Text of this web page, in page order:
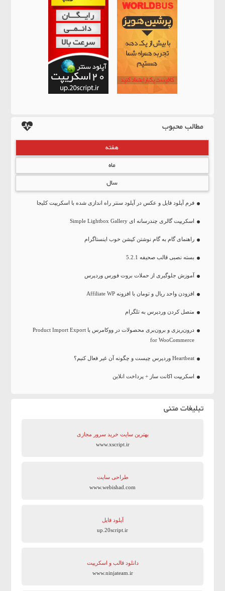
مطالب محبوب
هفته
ماه
سال
فرم آپلود فایل و عکس در آپلود سنتر راه اندازی شده با اسکریپت کلیجا
اسکریپت گالری چندرسانه ای Simple Lightbox Gallery
راهنمای گام به گام نوشتن کپشن خوب اینستاگرام
بسته نصبی قالب صحیفه 5.2.1
آموزش جلوگیری از حملات بروت فورس وردپرس
افزودن واحد ریال و تومان با افزونه Affiliate WP
متصل کردن وردپرس به تلگرام
درون‌ریزی و برون‌بری محصولات در ووکامرس با Product Import Export
for WooCommerce
Heartbeat وردپرس چیست و چگونه آن غیر فعال کنیم؟
اسکریپت اکانت ساز + پرداخت انلاین
تبلیغات متنی
بهترین سایت‌ خرید سرور مجازی
www.xscript.ir
طراحی سایت
www.webishad.com
آپلود فایل
up.20script.ir
دانلود قالب و اسکریپت
www.ninjateam.ir